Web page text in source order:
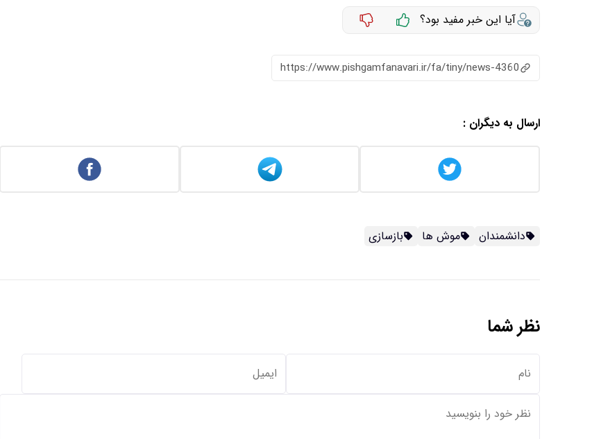
آیا این خبر مفید بود؟
https://www.pishgamfanavari.ir/fa/tiny/news-4360
ارسال به دیگران :
دانشمندان موش ها بازسازی
نظر شما